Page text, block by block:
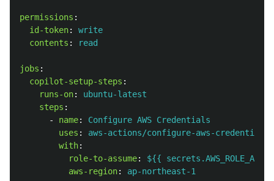
permissions :
id-token:
write
contents : read
jobs :
copilot-setup-steps :
runs-on:
ubuntu-latest
steps :
-
name:
Configure AWS Credentials
uses :
aws-actions/configure-aws-
with:
role-to-assume:
${{ secrets.AWS_ROLE_ARN
aws-region: ap-northeast-1